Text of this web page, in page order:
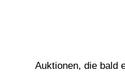
Auktionen, die bald